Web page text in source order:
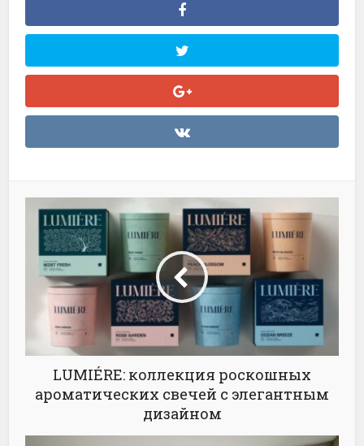
LUMIÉRE: коллекция роскошных
ароматических свечей с элегантным
дизайном